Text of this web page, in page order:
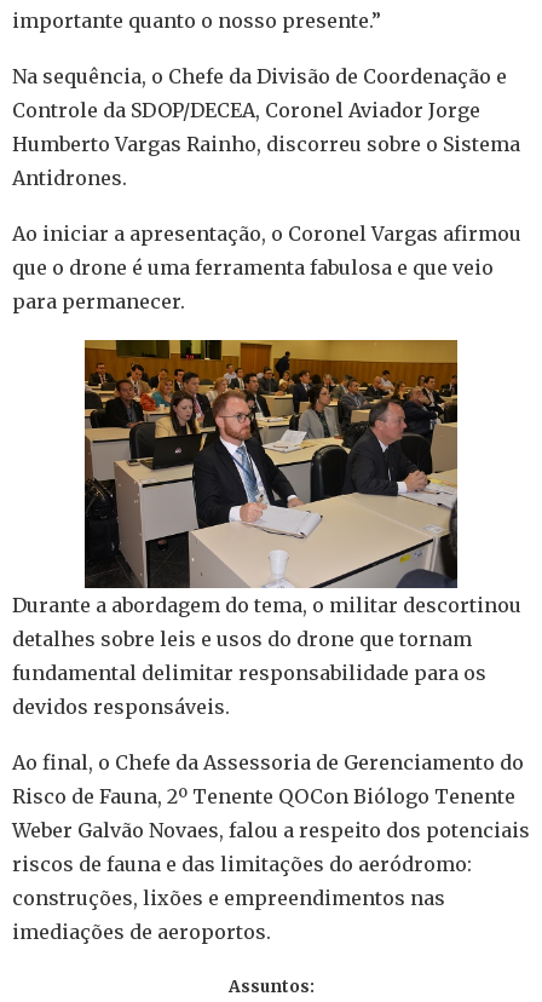
importante quanto o nosso presente.”
Na sequência, o Chefe da Divisão de Coordenação e
Controle da SDOP/DECEA, Coronel Aviador Jorge
Humberto Vargas Rainho, discorreu sobre o Sistema
Antidrones.
Ao iniciar a apresentação, o Coronel Vargas afirmou
que o drone é uma ferramenta fabulosa e que veio
para permanecer.
Durante a abordagem do tema, o militar descortinou
detalhes sobre leis e usos do drone que tornam
fundamental delimitar responsabilidade para os
devidos responsáveis.
Ao final, o Chefe da Assessoria de Gerenciamento do
Risco de Fauna, 2º Tenente QOCon Biólogo Tenente
Weber Galvão Novaes, falou a respeito dos potenciais
riscos de fauna e das limitações do aeródromo:
construções, lixões e empreendimentos nas
imediações de aeroportos.
Assuntos: